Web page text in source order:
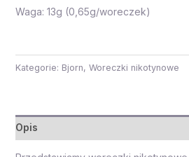
Waga: 13g (0,65g/woreczek)
Kategorie: Bjorn, Woreczki nikotynowe
Opis